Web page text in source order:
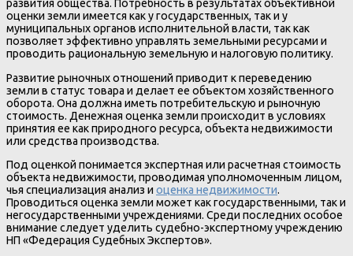
развития общества. Потребность в результатах объективной
оценки земли имеется как у государственных, так и у
муниципальных органов исполнительной власти, так как
позволяет эффективно управлять земельными ресурсами и
проводить рациональную земельную и налоговую политику.
Развитие рыночных отношений приводит к переведению
земли в статус товара и делает ее объектом хозяйственного
оборота. Она должна иметь потребительскую и рыночную
стоимость. Денежная оценка земли происходит в условиях
принятия ее как природного ресурса, объекта недвижимости
или средства производства.
Под оценкой понимается экспертная или расчетная стоимость
объекта недвижимости, проводимая уполномоченным лицом,
чья специализация анализ и оценка недвижимости.
Проводиться оценка земли может как государственными, так и
негосударственными учреждениями. Среди последних особое
внимание следует уделить судебно-экспертному учреждению
НП «Федерация Судебных Экспертов».